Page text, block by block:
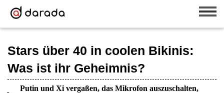
Stars über 40 in coolen Bikinis:
Was ist ihr Geheimnis?
Putin und Xi vergaßen, das Mikrofon auszuschalten,